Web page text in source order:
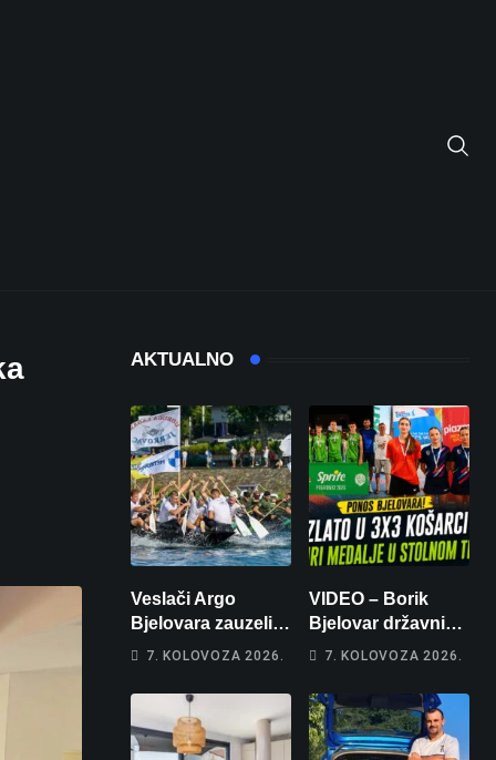
AKTUALNO
Veslači Argo
Bjelovara zauzeli
14. mjesto na
7. KOLOVOZA 2026.
VIDEO – Borik
Bjelovar državni
prvaci u 3×3
Končar je
prvakinja Hrvatske
u stolnom tenisu!
7. KOLOVOZA 2026.